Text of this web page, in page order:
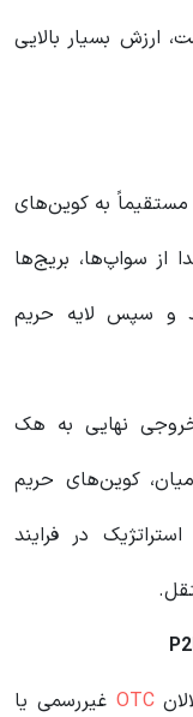
ارزش بسیار بالایی
مستقیماً به کوین‌های
از سواپ‌ها، بریج‌ها
و سپس لایه حریم
خروجی نهایی به هک
کوین‌های حریم
در فرایند
OTC غیررسمی یا